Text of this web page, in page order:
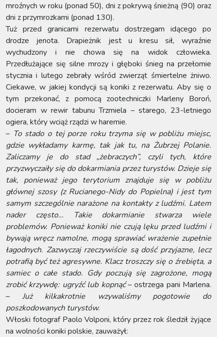
mroźnych w roku (ponad 50), dni z pokrywą śnieżną (90) oraz
dni z przymrozkami (ponad 130).
Tuż przed granicami rezerwatu dostrzegam idącego po
drodze jenota. Drapieżnik jest u kresu sił, wyraźnie
wychudzony i nie chowa się na widok człowieka.
Przedłużające się silne mrozy i głęboki śnieg na przełomie
stycznia i lutego zebrały wśród zwierząt śmiertelne żniwo.
Ciekawe, w jakiej kondycji są koniki z rezerwatu. Aby się o
tym przekonać, z pomocą zootechniczki Marleny Boroń,
docieram w rewir tabunu Trzmiela – starego, 23-letniego
ogiera, który wciąż rządzi w haremie.
– To stado o tej porze roku trzyma się w pobliżu miejsc,
gdzie wykładamy karmę, tak jak tu, na Żubrzej Polanie.
Zaliczamy je do stad „żebraczych”, czyli tych, które
przyzwyczaiły się do dokarmiania przez turystów. Dzieje się
tak, ponieważ jego terytorium znajduje się w pobliżu
głównej szosy (z Rucianego-Nidy do Popielna) i jest tym
samym szczególnie narażone na kontakty z ludźmi. Latem
nader często… Takie dokarmianie stwarza wiele
problemów. Ponieważ koniki nie czują lęku przed ludźmi i
bywają wręcz namolne, mogą sprawiać wrażenie zupełnie
łagodnych. Zazwyczaj rzeczywiście są dość przyjazne, lecz
potrafią być też agresywne. Klacz troszczy się o źrebięta, a
samiec o całe stado. Gdy poczują się zagrożone, mogą
zrobić krzywdę: ugryźć lub kopnąć– ostrzega pani Marlena.
– Już kilkakrotnie wzywaliśmy pogotowie do
poszkodowanych turystów.
Włoski fotograf Paolo Volponi, który przez rok śledził żyjące
na wolności koniki polskie, zauważył: